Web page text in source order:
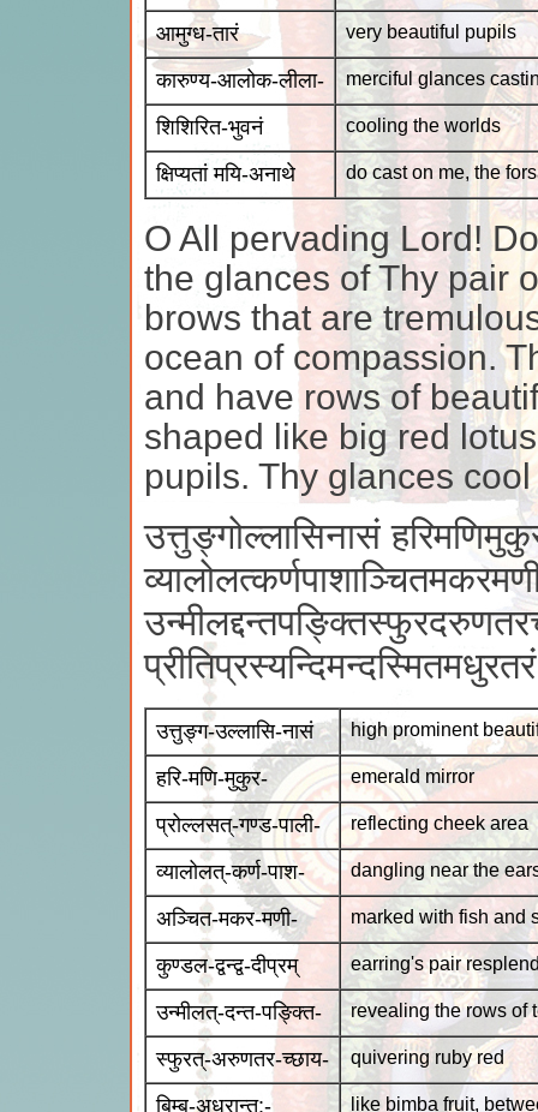
आमुग्ध-तारं very beautiful pupils
कारुण्य-आलोक-लीला- merciful glances
शिशिरित-भुवनं cooling the worlds
क्षिप्यतां मयि-अनाथे do cast on me, the
O All pervading Lord!
the glances of Thy pair
brows that are
ocean of compassion.
and have rows of
shaped like big red
pupils. Thy glances
उत्तुङ्गोल्लासिनासं
उत्तुङ्ग-उल्लासि-नासं high prominent
हरि-मणि-मुकुर- emerald mirror
प्रोल्लसत्-गण्ड-पाली- reflecting cheek area
व्यालोलत्-कर्ण-पाश- dangling near the
अञ्चित-मकर-मणी- marked with fish and
कुण्डल-द्वन्द्व-दीप्रम् earring's pair
उन्मीलत्-दन्त-पङ्क्ति- revealing the rows of
स्फुरत्-अरुणतर-च्छाय- quivering ruby red
बिम्ब-अधरान्त:- like bimba fruit,